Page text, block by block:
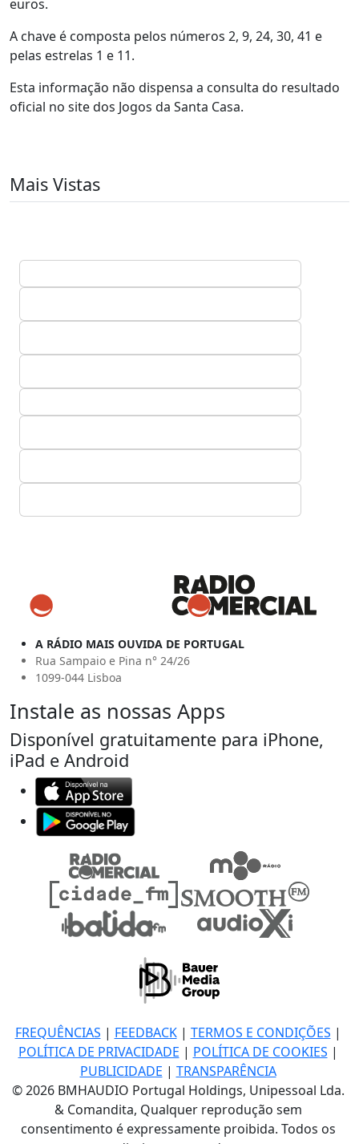
euros.
A chave é composta pelos números 2, 9, 24, 30, 41 e
pelas estrelas 1 e 11.
Esta informação não dispensa a consulta do resultado
oficial no site dos Jogos da Santa Casa.
Mais Vistas
A RÁDIO MAIS OUVIDA DE PORTUGAL
Rua Sampaio e Pina n° 24/26
1099-044 Lisboa
Instale as nossas Apps
Disponível gratuitamente para iPhone,
iPad e Android
FREQUÊNCIAS | FEEDBACK| TERMOS E CONDIÇÕES |
POLÍTICA DE PRIVACIDADE | POLÍTICA DE COOKIES |
PUBLICIDADE | TRANSPARÊNCIA
© 2026 BMHAUDIO Portugal Holdings, Unipessoal Lda.
& Comandita, Qualquer reprodução sem
consentimento é expressamente proibida. Todos os